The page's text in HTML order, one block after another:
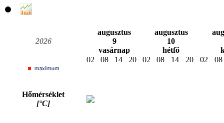
2026
augusztus
9
vasárnap
augusztus
10
hétfő
02
08 14 20 02 08 14 20 02 08
Hőmérséklet
[°C]